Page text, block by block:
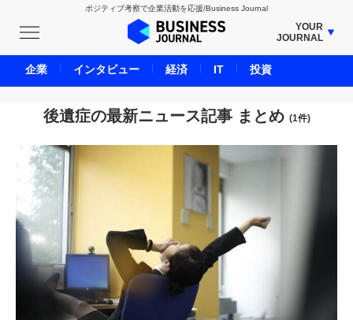
ポジティブ考察で企業活動を応援/Business Journal
YOUR
JOURNAL
BUSINESS JOURNAL
UNICORN JOURNAL
CARBON CREDITS JOURNAL
ENERGY MANAGEMENT JOURNAL
INBOUND JOURNAL
LIFE ENDING JOURNAL
AI JOURNAL
REAL ESTATE BROKERAGE JOURNAL
SMART MARKETING JOURNAL
BPaaS JOURNAL
後遺症の最新ニュース記事 まとめ (1件)
企業 インタビュー 経済 IT 投資